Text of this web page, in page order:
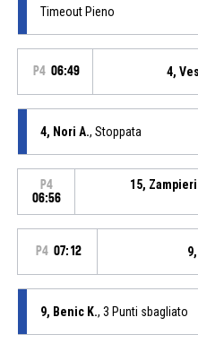
Timeout Pieno
P4 06:49 4,
4, Nori A., Stoppata
P4
06:56
15,
P4 07:12
9, Benic K., 3 Punti sbagliato